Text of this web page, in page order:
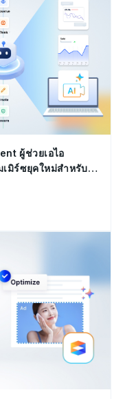
ผู้ช่วยเอไอ
มิร์ซยุคใหม่สำหรับ